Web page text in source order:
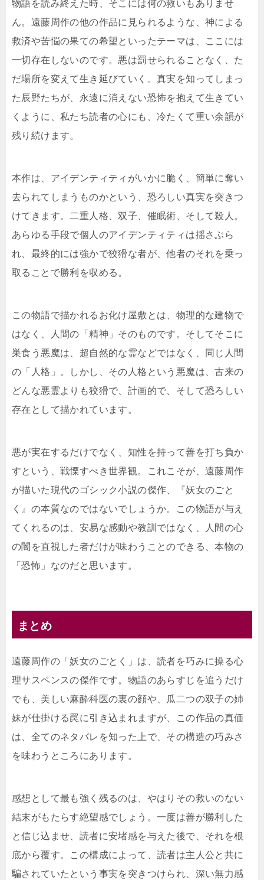
物語を読み終えた時、そこには何の救いもありませ
ん。遠藤周作の他の作品に見られるような、神による
救済や苦悩の果ての希望といったテーマは、ここには
一切存在しないのです。悪は罰せられることなく、た
だ場所を変えて生き延びていく。真実を知ってしまっ
た辰野たちが、永遠に消えない恐怖を抱えて生きてい
くように、私たち読者の心にも、冷たくて重い余韻が
残り続けます。
本作は、アイデンティティがいかに脆く、簡単に奪い
去られてしまうものかという、恐ろしい真実を突きつ
けてきます。二重人格、双子、催眠術、そして殺人。
あらゆる手段で個人のアイデンティティは揺さぶら
れ、最終的には強かで狡猾な者が、他者のそれを乗っ
取ることで勝利を収める。
この物語で描かれるお化け屋敷とは、物理的な建物で
はなく、人間の「精神」そのものです。そしてそこに
巣食う悪魔は、超自然的な霊などではなく、同じ人間
の「人格」。しかし、その人格という悪魔は、古来の
どんな悪霊よりも狡猾で、計画的で、そして恐ろしい
存在として描かれています。
悪が実在するだけでなく、知性を持って善を打ち負か
すという、戦慄すべき世界観。これこそが、遠藤周作
が描いた現代のゴシック小説の傑作、『妖女のごと
く』の本質なのではないでしょうか。この物語が与え
てくれるのは、安易な感動や教訓ではなく、人間の心
の闇を直視した者だけが味わうことのできる、本物の
「恐怖」なのだと思います。
まとめ
遠藤周作の「妖女のごとく」は、読者を巧みに操る心
理サスペンスの傑作です。物語のあらすじを追うだけ
でも、美しい麻酔科医の裏の顔や、瓜二つの双子の姉
妹が仕掛ける罠に引き込まれますが、この作品の真価
は、全てのネタバレを知った上で、その構造の巧みさ
を味わうところにあります。
感想として最も強く残るのは、やはりその救いのない
結末がもたらす絶望感でしょう。一度は善が勝利した
と信じ込ませ、読者に安堵感を与えた後で、それを根
底から覆す。この構成によって、読者は主人公と共に
騙されていたという事実を突きつけられ、深い無力感